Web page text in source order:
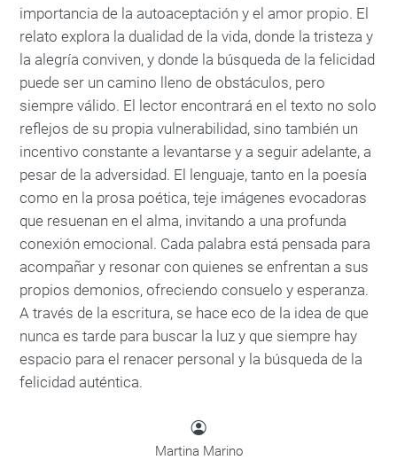
importancia de la autoaceptación y el amor propio. El
relato explora la dualidad de la vida, donde la tristeza y
la alegría conviven, y donde la búsqueda de la felicidad
puede ser un camino lleno de obstáculos, pero
siempre válido. El lector encontrará en el texto no solo
reflejos de su propia vulnerabilidad, sino también un
incentivo constante a levantarse y a seguir adelante, a
pesar de la adversidad. El lenguaje, tanto en la poesía
como en la prosa poética, teje imágenes evocadoras
que resuenan en el alma, invitando a una profunda
conexión emocional. Cada palabra está pensada para
acompañar y resonar con quienes se enfrentan a sus
propios demonios, ofreciendo consuelo y esperanza.
A través de la escritura, se hace eco de la idea de que
nunca es tarde para buscar la luz y que siempre hay
espacio para el renacer personal y la búsqueda de la
felicidad auténtica.
Martina Marino